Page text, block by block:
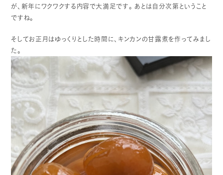
が、新年にワクワクする内容で大満足です。 あとは自分次第ということ
ですね。
そしてお正月はゆっくりとした時間に、キンカンの甘露煮を作ってみまし
た。